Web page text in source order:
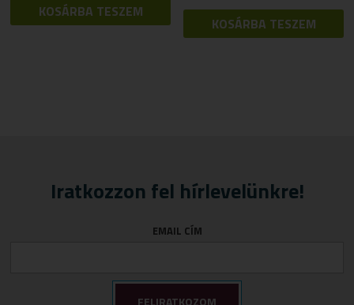
KOSÁRBA TESZEM
KOSÁRBA TESZEM
Iratkozzon fel hírlevelünkre!
EMAIL CÍM